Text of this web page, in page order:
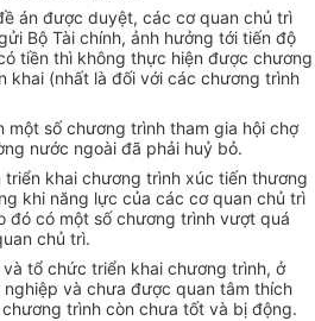
án được duyệt, các cơ quan chủ trì
Bộ Tài chính, ảnh hưởng tới tiến độ
tiền thì không thực hiện được chương
khai (nhất là đối với các chương trình
một số chương trình tham gia hội chợ
nước ngoài đã phải huỷ bỏ.
khai chương trình xúc tiến thương
khi năng lực của các cơ quan chủ trì
đó có một số chương trình vượt quá
chủ trì.
tổ chức triển khai chương trình, ở
nghiệp và chưa được quan tâm thích
trình còn chưa tốt và bị động.